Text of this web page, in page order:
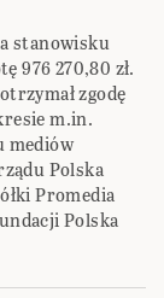
stanowisku
976 270,80 zł.
zgodę
m.in.
mediów
Polska
Promedia
Polska